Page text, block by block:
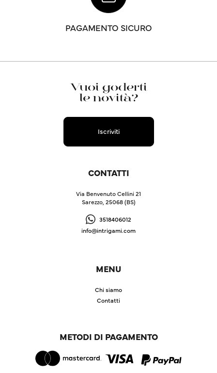
PAGAMENTO SICURO
Vuoi goderti
le novità?
Iscriviti
CONTATTI
Via Benvenuto Cellini 21
Sarezzo, 25068 (BS)
3518406012
info@intrigami.com
MENU
Chi siamo
Contatti
METODI DI PAGAMENTO